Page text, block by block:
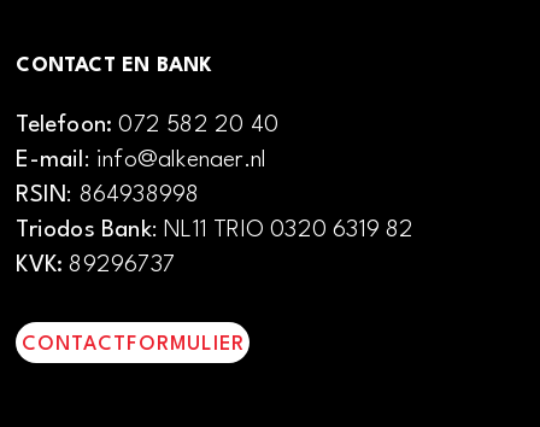
CONTACT EN BANK
Telefoon:072 582 20 40
E-mail: info@alkenaer.nl
RSIN: 864938998
Triodos Bank: NL11 TRIO 0320 6319 82
KVK: 89296737
CONTACTFORMULIER